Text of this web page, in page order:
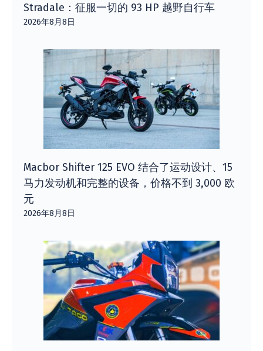
Stradale：征服一切的 93 HP 越野自行车
2026年8月8日
Macbor Shifter 125 EVO 结合了运动设计、15
马力发动机和完整的设备，价格不到 3,000 欧
元
2026年8月8日